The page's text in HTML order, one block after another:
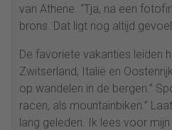
van Athene. “Tja, na een
brons. Dat ligt nog altijd
De favoriete vakanties leiden
Zwitserland, Italië en
op wandelen in de bergen.”
racen, als mountainbiken.”
lang geleden. Ik lees voor